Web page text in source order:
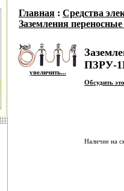
Главная : Средства
Заземления
увеличить...
ПЗРУ-
Обсудить
Наличие на